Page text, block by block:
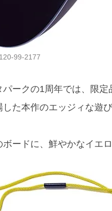
99-2177
パークの1周年では、限
た本作のエッジィな遊
ードに、鮮やかなイエ